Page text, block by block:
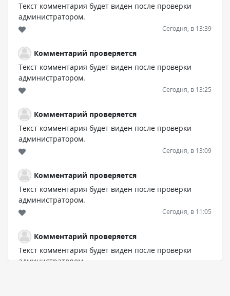
Текст комментария будет виден после проверки
администратором.
Сегодня, в 13:39
Комментарий проверяется
Текст комментария будет виден после проверки
администратором.
Сегодня, в 13:25
Комментарий проверяется
Текст комментария будет виден после проверки
администратором.
Сегодня, в 13:09
Комментарий проверяется
Текст комментария будет виден после проверки
администратором.
Сегодня, в 11:05
Комментарий проверяется
Текст комментария будет виден после проверки
администратором.